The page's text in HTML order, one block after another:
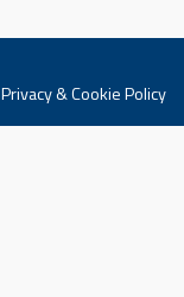
Privacy & Cookie Policy